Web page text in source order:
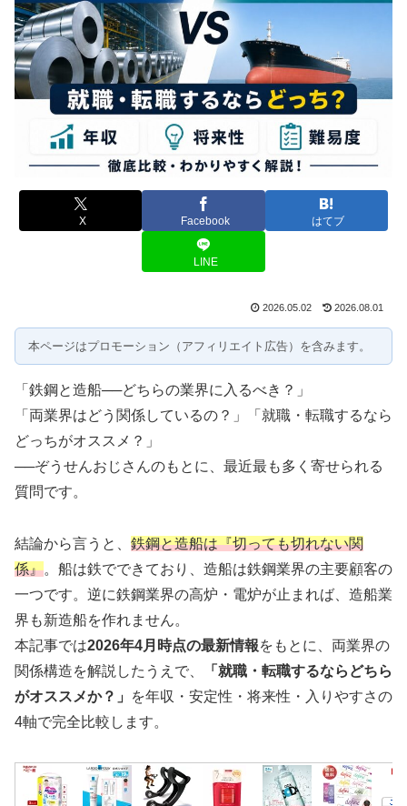
X Facebook はてブ
LINE
2026.05.02 2026.08.01
本ページはプロモーション（アフィリエイト広告）を含みます。
「鉄鋼と造船──どちらの業界に入るべき？」
「両業界はどう関係しているの？」「就職・転職するなら
どっちがオススメ？」
──ぞうせんおじさんのもとに、最近最も多く寄せられる
質問です。
結論から言うと、 鉄鋼と造船は『切っても切れない関
係』。船は鉄でできており、造船は鉄鋼業界の主要顧客の
一つです。逆に鉄鋼業界の高炉・電炉が止まれば、造船業
界も新造船を作れません。
本記事では2026年4月時点の最新情報をもとに、両業界の
関係構造を解説したうえで、
「就職・転職するならどちら
がオススメか？」
を年収・安定性・将来性・入りやすさの
4軸で完全比較します。